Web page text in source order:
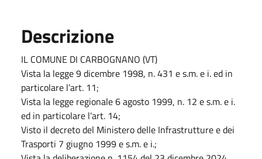
Descrizione
IL COMUNE DI CARBOGNANO (VT)
Vista la legge 9 dicembre 1998, n. 431 e s.m. e i. ed in
particolare l’art. 11;
Vista la legge regionale 6 agosto 1999, n. 12 e s.m. e i.
ed in particolare l’art. 14;
Visto il decreto del Ministero delle Infrastrutture e dei
Trasporti 7 giugno 1999 e s.m. e i.;